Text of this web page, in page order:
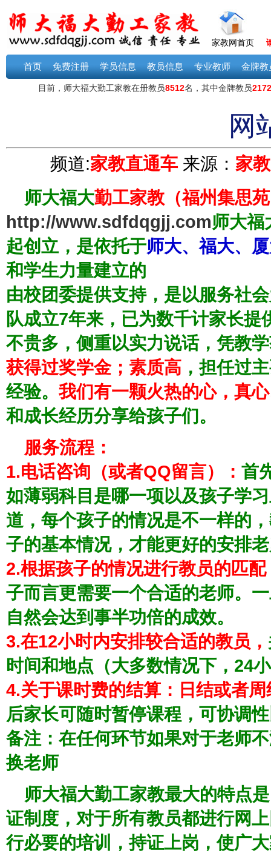
家教网首页
首页 免费注册 学员信息 教员信息 专业教师 金牌教
网
频道:家教直通车 来源： 家
师大福大勤工家教（福州集思
http://www.sdfdqgjj.com师大福
起创立，是依托于师大、福大、
和学生力量建立的
由校团委提供支持，是以服务社
队成立7年来，已为数千计家长提
不贵多，侧重以实力说话，凭教
获得过奖学金；素质高 ，担任过
经验。 我们有一颗火热的心，真
和成长经历分享给孩子们。
服务流程：
1.电话咨询（或者QQ留言）： 首
如薄弱科目是哪一项以及孩子学
道，每个孩子的情况是不一样的
子的基本情况，才能更好的安排
2.根据孩子的情况进行教员的匹配
子而言更需要一个合适的老师。
自然会达到事半功倍的成效。
3.在12小时内安排较合适的教员，
时间和地点（大多数情况下，24
4.关于课时费的结算：日结或者周
后家长可随时暂停课程，可协调
备注：在任何环节如果对于老师
换老师
师大福大勤工家教最大的特点是
证制度 ，对于所有教员都进行网
行必要的培训，持证上岗，使广